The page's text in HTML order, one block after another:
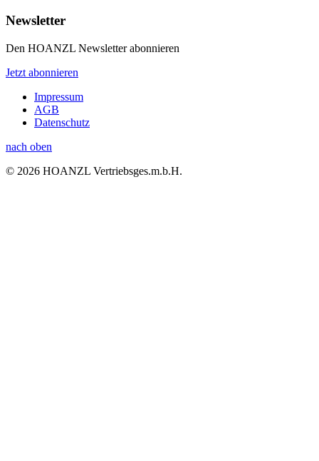
Newsletter
Den HOANZL Newsletter abonnieren
Jetzt abonnieren
Impressum
AGB
Datenschutz
nach oben
© 2026 HOANZL Vertriebsges.m.b.H.